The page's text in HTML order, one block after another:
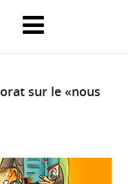
sur le «nous